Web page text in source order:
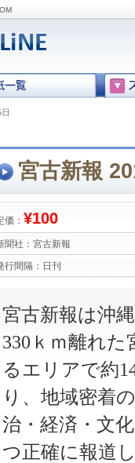
宮古新報
価： ¥100
聞社： 宮古新報
行間隔： 日刊
宮古新報は沖
330ｋｍ離れ
るエリアで約
り、地域密着
治・経済・文
つ正確に報道